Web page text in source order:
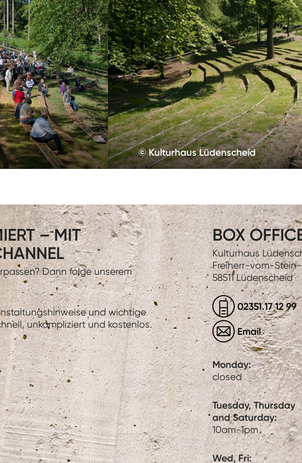
© Kulturhaus Lüdenscheid
– MIT
Dann folge unserem
und wichtige
unkompliziert und kostenlos.
BOX
Kulturhaus
Freiherr-vom-
58511 Lüdenscheid
02351.17 12 99
Email
Monday:
closed
Tuesday, Thursday
and Saturday:
10am-1pm
Wed, Fri: